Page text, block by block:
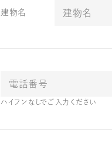
建物名
ハイフンなしでご入力ください